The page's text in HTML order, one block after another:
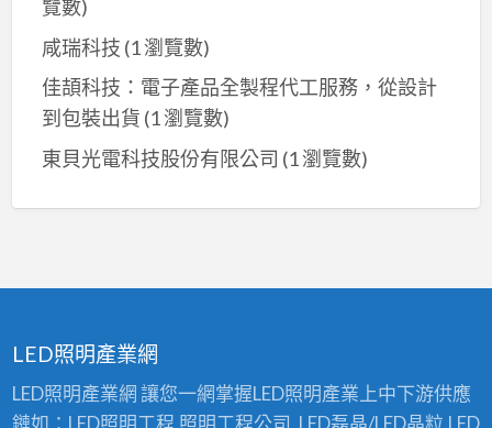
覽數)
咸瑞科技 (1 瀏覽數)
佳頡科技：電子產品全製程代工服務，從設計
到包裝出貨 (1 瀏覽數)
東貝光電科技股份有限公司 (1 瀏覽數)
LED照明產業網
LED照明產業網 讓您一網掌握LED照明產業上中下游供應
鏈如：LED照明工程,照明工程公司, LED磊晶/LED晶粒,LED